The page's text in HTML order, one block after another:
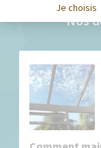
Nos
Je choisis